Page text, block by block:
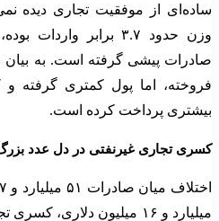
ساده‌ای از موفقیت تجاری دیده
وزن حدود ۳.۷ برابر
صادرات پیشی گرفته است. به
فروخته، اما پول کمتری گرفته و
بیشتری پرداخت کرده است.
کسری تجاری غیرنفتی در دل عدد